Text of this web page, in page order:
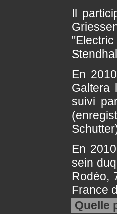
Il
En
Galtera
suivi
En
sein
Rodéo,
France
Quelle